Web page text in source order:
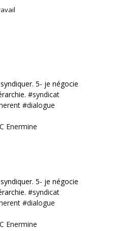
5- je négocie
#syndicat
#dialogue
Enermine
5- je négocie
#syndicat
#dialogue
Enermine